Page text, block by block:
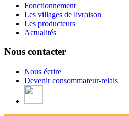
Fonctionnement
Les villages de livraison
Les producteurs
Actualités
Nous contacter
Nous écrire
Devenir consommateur-relais